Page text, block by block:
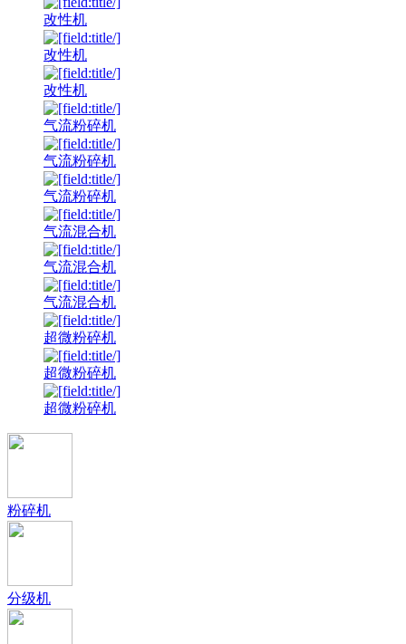
改性机
改性机
改性机
气流粉碎机
气流粉碎机
气流粉碎机
气流混合机
气流混合机
气流混合机
超微粉碎机
超微粉碎机
超微粉碎机
粉碎机
分级机